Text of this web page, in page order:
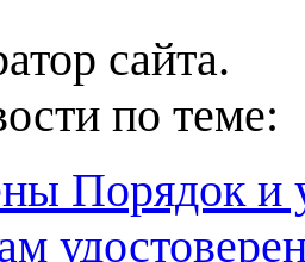
сайта.
по теме:
Порядок и